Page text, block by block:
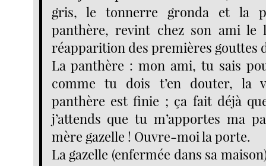
gris, le tonnerre gronda et la
panthère, revint chez son ami le
réapparition des premières gouttes
La panthère : mon ami, tu sais
comme tu dois t’en douter, la
panthère est finie ; ça fait déjà
j’attends que tu m’apportes ma
mère gazelle ! Ouvre-moi la porte.
La gazelle (enfermée dans sa